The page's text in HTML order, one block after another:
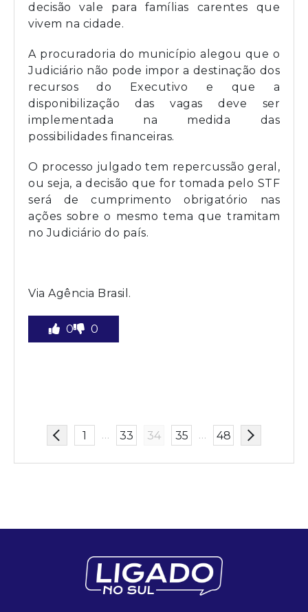
decisão vale para famílias carentes que
vivem na cidade.
A procuradoria do município alegou que o
Judiciário não pode impor a destinação dos
recursos do Executivo e que a
disponibilização das vagas deve ser
implementada na medida das
possibilidades financeiras.
O processo julgado tem repercussão geral,
ou seja, a decisão que for tomada pelo STF
será de cumprimento obrigatório nas
ações sobre o mesmo tema que tramitam
no Judiciário do país.
Via Agência Brasil.
0 0
1 … 33 34 35 … 48